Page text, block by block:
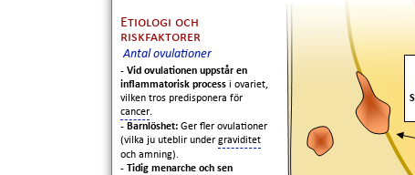
Etiologi och
riskfaktorer
Antal ovulationer
- Vid ovulationen uppstår en
inflammatorisk process i ovariet,
vilken tros predisponera för
cancer.
- Barnlöshet: Ger fler ovulationer
(vilka ju uteblir under graviditet
och amning).
- Tidig menarche och sen